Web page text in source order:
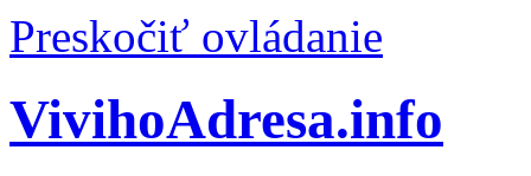
Preskočiť ovládanie
VivihoAdresa.info